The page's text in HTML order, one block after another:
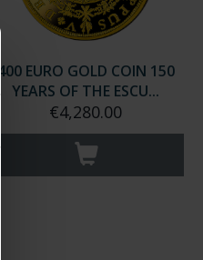
400 EURO GOLD COIN 150
YEARS OF THE ESCU...
€4,280.00